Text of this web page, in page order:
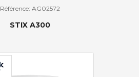
Référence: AG02572
STIX A300